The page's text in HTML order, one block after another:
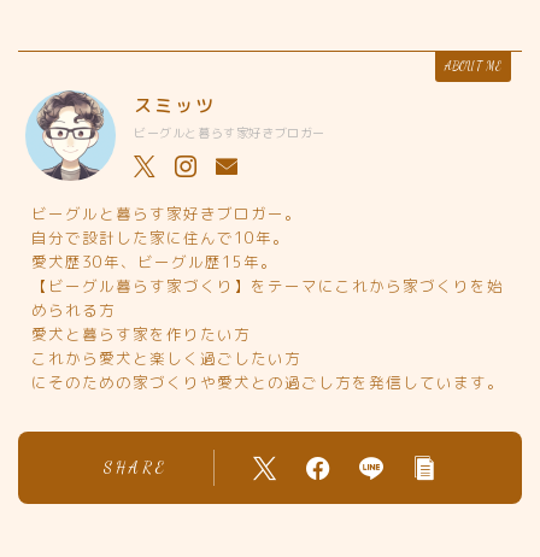
ABOUT ME
スミッツ
ビーグルと暮らす家好きブロガー
ビーグルと暮らす家好きブロガー。
自分で設計した家に住んで10年。
愛犬歴30年、ビーグル歴15年。
【ビーグル暮らす家づくり】をテーマにこれから家づくりを始
められる方
愛犬と暮らす家を作りたい方
これから愛犬と楽しく過ごしたい方
にそのための家づくりや愛犬との過ごし方を発信しています。
SHARE